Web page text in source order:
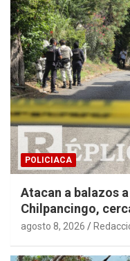
POLICIACA
Atacan a balazos
Chilpancingo,
agosto 8, 2026